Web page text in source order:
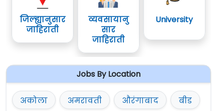
जिल्ह्यानुसार
जाहिराती
व्यवसायानु
सार
जाहिराती
University
Jobs By Location
अकोला अमरावती औरंगाबाद
बीड